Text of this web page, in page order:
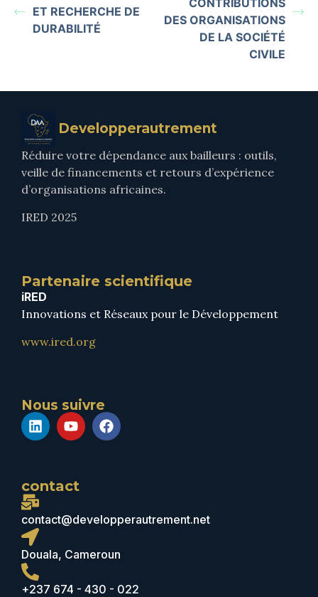
ET RECHERCHE DE
DURABILITÉ
CONTRIBUTIONS
DES ORGANISATIONS
DE LA SOCIÉTÉ
CIVILE
Developperautrement
Réduire votre dépendance aux bailleurs : outils,
veille de financements et retours d’expérience
d’organisations africaines.
IRED 2025
Partenaire scientifique
iRED
Innovations et Réseaux pour le Développement
www.ired.org
Nous suivre
contact
contact@developperautrement.net
Douala, Cameroun
+237 674 - 430 - 022